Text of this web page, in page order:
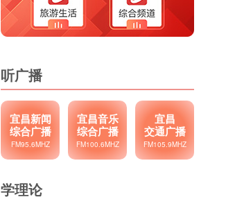
听广播
宜昌新闻
综合广播
FM95.6MHZ
宜昌音乐
综合广播
FM100.6MHZ
宜昌
交通广播
FM105.9MHZ
学理论